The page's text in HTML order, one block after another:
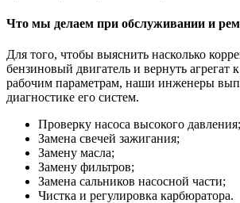
Что мы делаем при обслуживании и
Для того, чтобы выяснить насколько
бензиновый двигатель и вернуть агрегат
рабочим параметрам, наши инженеры
диагностике его систем.
Проверку насоса высокого давления;
Замена свечей зажигания;
Замену масла;
Замену фильтров;
Замена сальников насосной части;
Чистка и регулировка карбюратора.